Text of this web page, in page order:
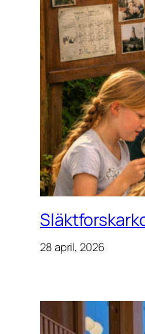
28 april, 2026